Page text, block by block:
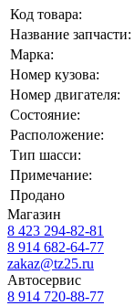
Код товара:
Название запчасти:
Марка:
Номер кузова:
Номер двигателя:
Состояние:
Расположение:
Тип шасси:
Примечание:
Продано
Магазин
8 423 294-82-81
8 914 682-64-77
zakaz@tz25.ru
Автосервис
8 914 720-88-77